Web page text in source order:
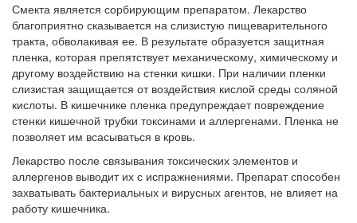
Смекта является сорбирующим препаратом. Лекарство
благоприятно сказывается на слизистую пищеварительного
тракта, обволакивая ее. В результате образуется защитная
пленка, которая препятствует механическому, химическому и
другому воздействию на стенки кишки. При наличии пленки
слизистая защищается от воздействия кислой среды соляной
кислоты. В кишечнике пленка предупреждает повреждение
стенки кишечной трубки токсинами и аллергенами. Пленка не
позволяет им всасываться в кровь.
Лекарство после связывания токсических элементов и
аллергенов выводит их с испражнениями. Препарат способен
захватывать бактериальных и вирусных агентов, не влияет на
работу кишечника.